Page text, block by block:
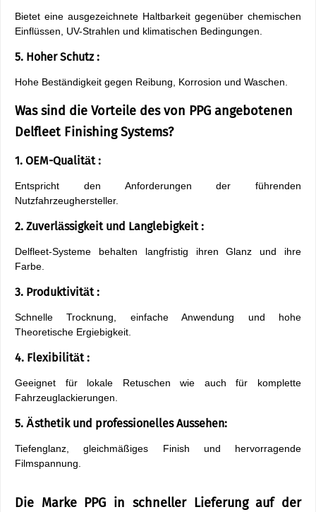
Bietet eine ausgezeichnete Haltbarkeit gegenüber chemischen
Einflüssen, UV-Strahlen und klimatischen Bedingungen.
5. Hoher Schutz :
Hohe Beständigkeit gegen Reibung, Korrosion und Waschen.
Was sind die Vorteile des von PPG angebotenen
Delfleet Finishing Systems?
1. OEM-Qualität :
Entspricht den Anforderungen der führenden
Nutzfahrzeughersteller.
2. Zuverlässigkeit und Langlebigkeit :
Delfleet-Systeme behalten langfristig ihren Glanz und ihre
Farbe.
3. Produktivität :
Schnelle Trocknung, einfache Anwendung und hohe
Theoretische Ergiebigkeit.
4. Flexibilität :
Geeignet für lokale Retuschen wie auch für komplette
Fahrzeuglackierungen.
5. Ästhetik und professionelles Aussehen:
Tiefenglanz, gleichmäßiges Finish und hervorragende
Filmspannung.
Die Marke PPG in schneller Lieferung auf der